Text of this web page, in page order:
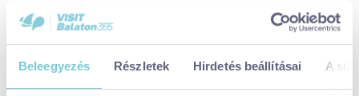
Beleegyezés Részletek Hirdetés beállításai A
feltétlenül kóstoljátok meg a Tejvirág fagylaltjait, a környék borait.